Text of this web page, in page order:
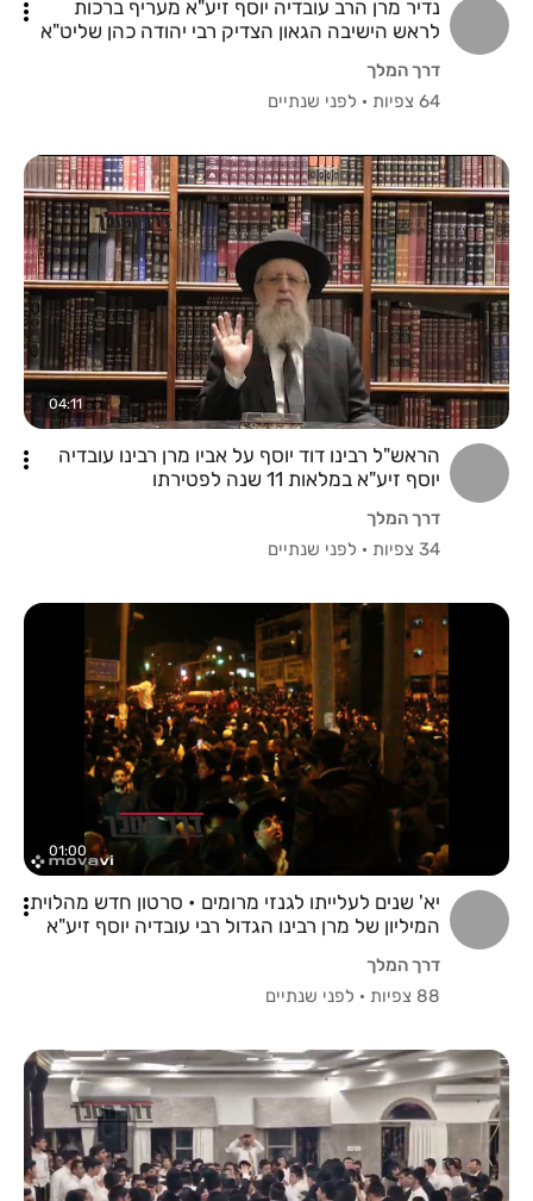
נדיר מרן הרב עובדיה יוסף זיע"א מעריף ברכות
לראש הישיבה הגאון הצדיק רבי יהודה כהן שליט"א
דרך המלך
64 צפיות
· לפני שנתיים
04:11
הראש"ל רבינו דוד יוסף על אביו מרן רבינו עובדיה
יוסף זיע"א במלאות 11 שנה לפטירתו
דרך המלך
34 צפיות
· לפני שנתיים
01:00
יא' שנים לעלייתו לגנזי מרומים • סרטון חדש מהלוית
המיליון של מרן רבינו הגדול רבי עובדיה יוסף זיע"א
דרך המלך
88 צפיות
· לפני שנתיים